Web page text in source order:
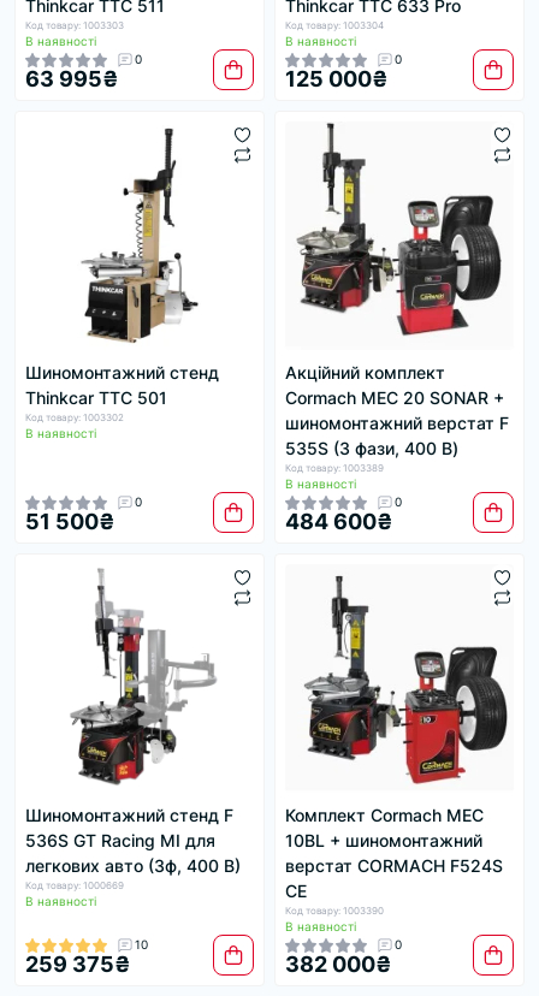
Thinkcar TTC 511
Код товару: 1003303
В наявності
0
63 995₴
Thinkcar TTC 633 Pro
Код товару: 1003304
В наявності
0
125 000₴
Шиномонтажний стенд
Thinkcar TTC 501
Код товару: 1003302
В наявності
0
51 500₴
Акційний комплект
Cormach MEC 20 SONAR +
шиномонтажний верстат F
535S (3 фази, 400 В)
Код товару: 1003389
В наявності
0
484 600₴
Шиномонтажний стенд F
536S GT Racing MI для
легкових авто (3ф, 400 В)
Код товару: 1000669
В наявності
10
259 375₴
Комплект Cormach MEC
10BL + шиномонтажний
верстат CORMACH F524S
CE
Код товару: 1003390
В наявності
0
382 000₴